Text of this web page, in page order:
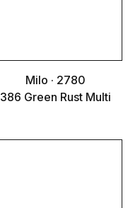
Milo · 2780
386 Green Rust Multi